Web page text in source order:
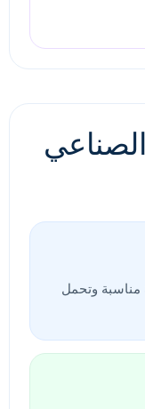
مع كثافة مناسبة وتحمل